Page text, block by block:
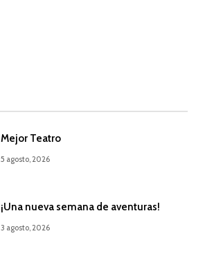
Mejor Teatro
5 agosto, 2026
¡Una nueva semana de aventuras!
3 agosto, 2026